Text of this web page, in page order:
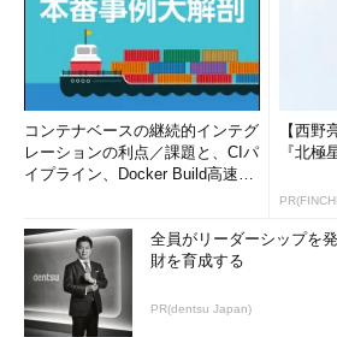
コンテナベースの継続的インテグ
レーションの利点／課題と、CIパ
イプライン、Docker Build高速化
【西野
『北
全員がリーダーシップを
財を育成する
PR(dentsu Japan)